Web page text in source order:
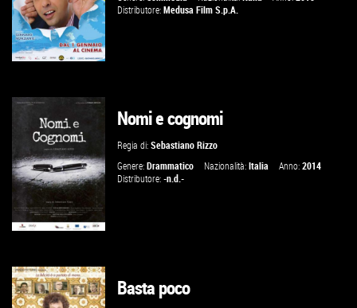
GUARDA IL TRAILER
VAI ALLA SCHEDA
Distributore:Medusa Film S.p.A.
GUARDA IL TRAILER
Nomi e cognomi
Regia di:Sebastiano Rizzo
Genere:Drammatico Nazionalità:Italia Anno:2014
Distributore:-n.d.-
Basta poco